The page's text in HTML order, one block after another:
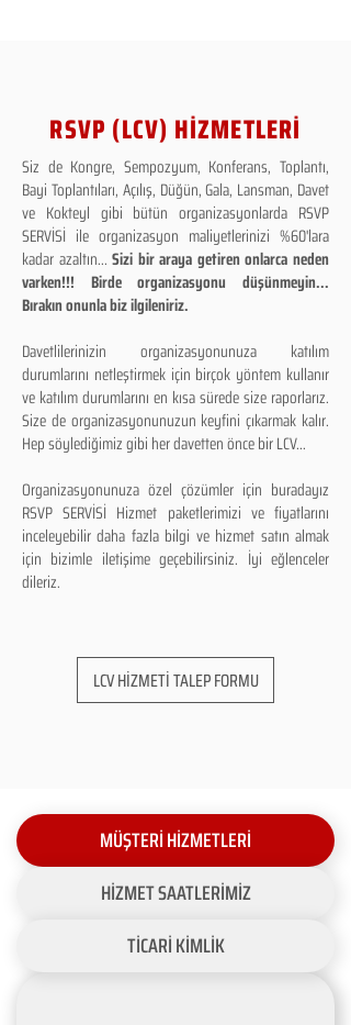
RSVP (LCV) HİZMETLERİ
Siz de Kongre, Sempozyum, Konferans, Toplantı,
Bayi Toplantıları, Açılış, Düğün, Gala, Lansman, Davet
ve Kokteyl gibi bütün organizasyonlarda RSVP
SERVİSİ ile organizasyon maliyetlerinizi %60'lara
kadar azaltın...Sizi bir araya getiren onlarca neden
varken!!! Birde organizasyonu düşünmeyin...
Bırakın onunla biz ilgileniriz.
Davetlilerinizin organizasyonunuza katılım
durumlarını netleştirmek için birçok yöntem kullanır
ve katılım durumlarını en kısa sürede size raporlarız.
Size de organizasyonunuzun keyfini çıkarmak kalır.
Hep söylediğimiz gibi her davetten önce bir LCV...
Organizasyonunuza özel çözümler için buradayız
RSVP SERVİSİ Hizmet paketlerimizi ve fiyatlarını
inceleyebilir daha fazla bilgi ve hizmet satın almak
için bizimle iletişime geçebilirsiniz. İyi eğlenceler
dileriz.
LCV HİZMETİ TALEP FORMU
MÜŞTERİ HİZMETLERİ
HİZMET SAATLERİMİZ
TİCARİ KİMLİK